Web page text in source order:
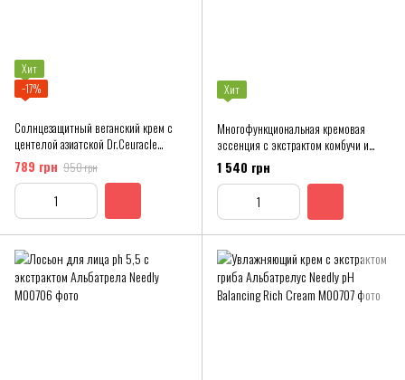
Хит
−17%
Солнцезащитный веганский крем с
центелой азиатской Dr.Ceuracle
SPF50+ PA++++
789 грн 950 грн
Хит
Многофункциональная кремовая
эссенция с экстрактом комбучи и
черного чая Dr. Ceuracle
1 540 грн